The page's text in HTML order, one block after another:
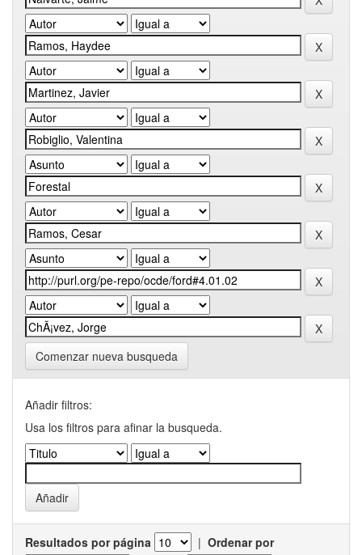
Comenzar nueva busqueda
Añadir filtros:
Usa los filtros para afinar la busqueda.
Resultados por página | Ordenar por